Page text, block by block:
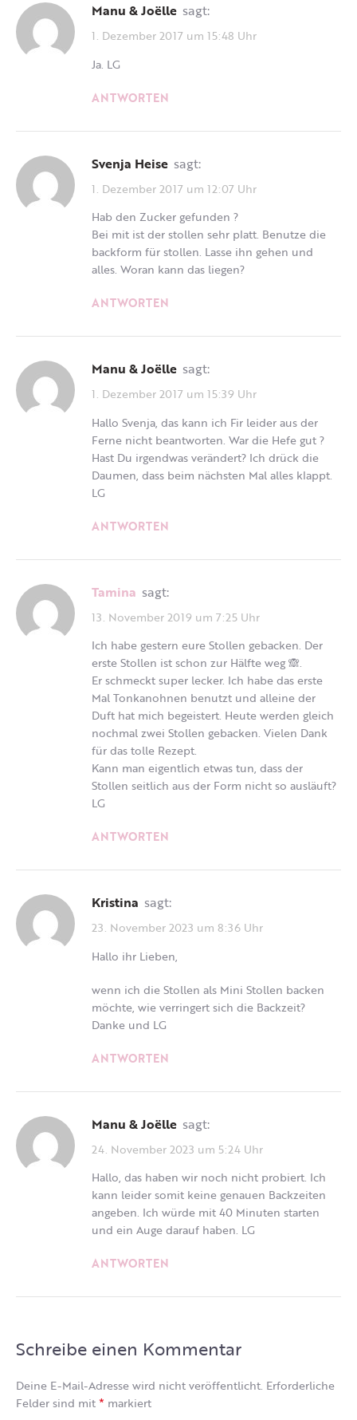
Manu & Joëlle sagt:
1. Dezember 2017 um 15:48 Uhr
Ja. LG
ANTWORTEN
Svenja Heise sagt:
1. Dezember 2017 um 12:07 Uhr
Hab den Zucker gefunden ?
Bei mit ist der stollen sehr platt. Benutze die
backform für stollen. Lasse ihn gehen und
alles. Woran kann das liegen?
ANTWORTEN
Manu & Joëlle sagt:
1. Dezember 2017 um 15:39 Uhr
Hallo Svenja, das kann ich Fir leider aus der
Ferne nicht beantworten. War die Hefe gut ?
Hast Du irgendwas verändert? Ich drück die
Daumen, dass beim nächsten Mal alles klappt.
LG
ANTWORTEN
Tamina sagt:
13. November 2019 um 7:25 Uhr
Ich habe gestern eure Stollen gebacken. Der
erste Stollen ist schon zur Hälfte weg 🙈.
Er schmeckt super lecker. Ich habe das erste
Mal Tonkanohnen benutzt und alleine der
Duft hat mich begeistert. Heute werden gleich
nochmal zwei Stollen gebacken. Vielen Dank
für das tolle Rezept.
Kann man eigentlich etwas tun, dass der
Stollen seitlich aus der Form nicht so ausläuft?
LG
ANTWORTEN
Kristina sagt:
23. November 2023 um 8:36 Uhr
Hallo ihr Lieben,
wenn ich die Stollen als Mini Stollen backen
möchte, wie verringert sich die Backzeit?
Danke und LG
ANTWORTEN
Manu & Joëlle sagt:
24. November 2023 um 5:24 Uhr
Hallo, das haben wir noch nicht probiert. Ich
kann leider somit keine genauen Backzeiten
angeben. Ich würde mit 40 Minuten starten
und ein Auge darauf haben. LG
ANTWORTEN
Schreibe einen Kommentar
Deine E-Mail-Adresse wird nicht veröffentlicht. Erforderliche
Felder sind mit* markiert